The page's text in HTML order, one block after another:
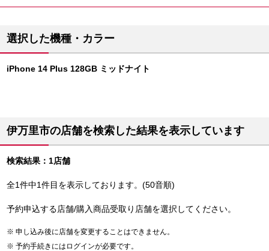
選択した機種・カラー
iPhone 14 Plus 128GB ミッドナイト
伊万里市の店舗を検索した結果を表示しています
検索結果：1店舗
全1件中1件目を表示しております。(50音順)
予約申込する店舗/購入商品受取り店舗を選択してください。
申し込み後に店舗を変更することはできません。
予約手続きにはログインが必要です。